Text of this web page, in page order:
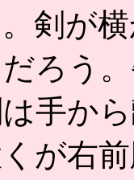
剣が
ろう
手か
が右